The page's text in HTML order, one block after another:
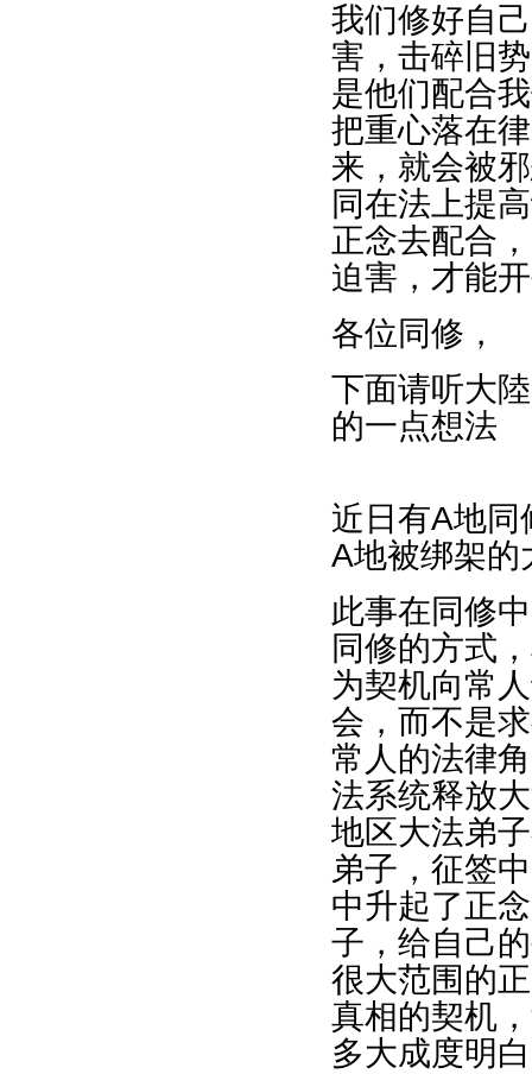
我们修好自
害，击碎旧
是他们配合
把重心落在
来，就会被
同在法上提
正念去配合
迫害，才能
各位同修，
下面请听大
的一点想法
近日有A地同
A地被绑架的
此事在同修
同修的方式
为契机向常
会，而不是
常人的法律
法系统释放
地区大法弟
弟子，征签
中升起了正
子，给自己
很大范围的
真相的契机
多大成度明